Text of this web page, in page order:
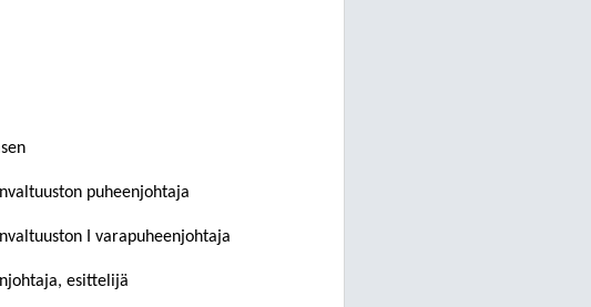
puheenjohtaja
I varapuheenjohtaja
esittelijä